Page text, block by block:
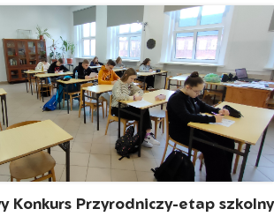
Konkurs Przyrodniczy-etap szkolny